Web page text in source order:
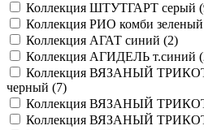
Коллекция ШТУТГАРТ серый (
Коллекция РИО комби
Коллекция АГАТ синий (2)
Коллекция АГИДЕЛЬ т.синий (
Коллекция ВЯЗАНЫЙ
черный (7)
Коллекция ВЯЗАНЫЙ
Коллекция ВЯЗАНЫЙ